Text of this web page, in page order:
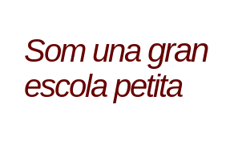
Som una gran
escola petita